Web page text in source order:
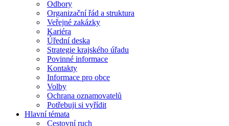
Odbory
Organizační řád a struktura
Veřejné zakázky
Kariéra
Úřední deska
Strategie krajského úřadu
Povinné informace
Kontakty
Informace pro obce
Volby
Ochrana oznamovatelů
Potřebuji si vyřídit
Hlavní témata
Cestovní ruch